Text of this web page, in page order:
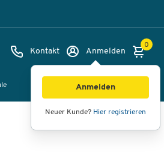
Kontakt Anmelden
Anmelden
Neuer Kunde? Hier registrieren
0